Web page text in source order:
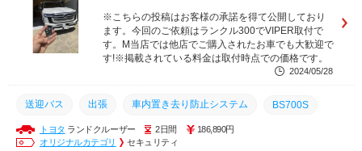
ランクル ランクル300 セキュリティ VIPER
※こちらの投稿はお客様の承諾を得て公開しており
ます。今回のご依頼はランクル300でVIPER取付で
す。M当店では他店でご購入されたお車でも大歓迎で
す!※掲載されている料金は取付時点での価格です。
2024/05/28
送迎バス 出張 車内置き去り防止システム BS700S
車内置き去り防止安全装置 出張作業 HONET
トヨタ ランドクルーザー 2日間
186,890円
オリジナルカテゴリ
セキュリティ